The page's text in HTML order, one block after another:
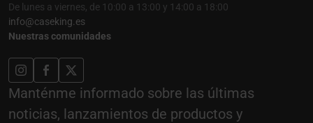
De lunes a viernes, de 10:00 a 13:00 y 14:00 a 18:00
info@caseking.es
Nuestras comunidades
Manténme informado sobre las últimas
noticias, lanzamientos de productos y